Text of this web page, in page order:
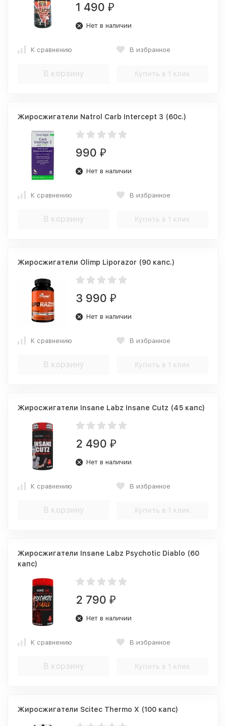
1 490 ₽
Нет в наличии
К сравнению В избранное
В корзину Купить в 1 клик
Жиросжигатели Natrol Carb Intercept 3 (60c.)
990 ₽
Нет в наличии
К сравнению В избранное
В корзину Купить в 1 клик
Жиросжигатели Olimp Liporazor (90 капс.)
3 990 ₽
Нет в наличии
К сравнению В избранное
В корзину Купить в 1 клик
Жиросжигатели Insane Labz Insane Cutz (45 капс)
2 490 ₽
Нет в наличии
К сравнению В избранное
В корзину Купить в 1 клик
Жиросжигатели Insane Labz Psychotic Diablo (60
капс)
2 790 ₽
Нет в наличии
К сравнению В избранное
В корзину Купить в 1 клик
Жиросжигатели Scitec Thermo X (100 капс)